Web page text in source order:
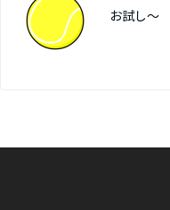
お試し～